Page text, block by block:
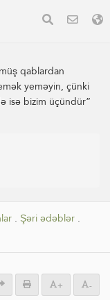
qablardan
yeməyin, çünki
isə bizim üçündür”
. Şəri ədəblər .
+ -